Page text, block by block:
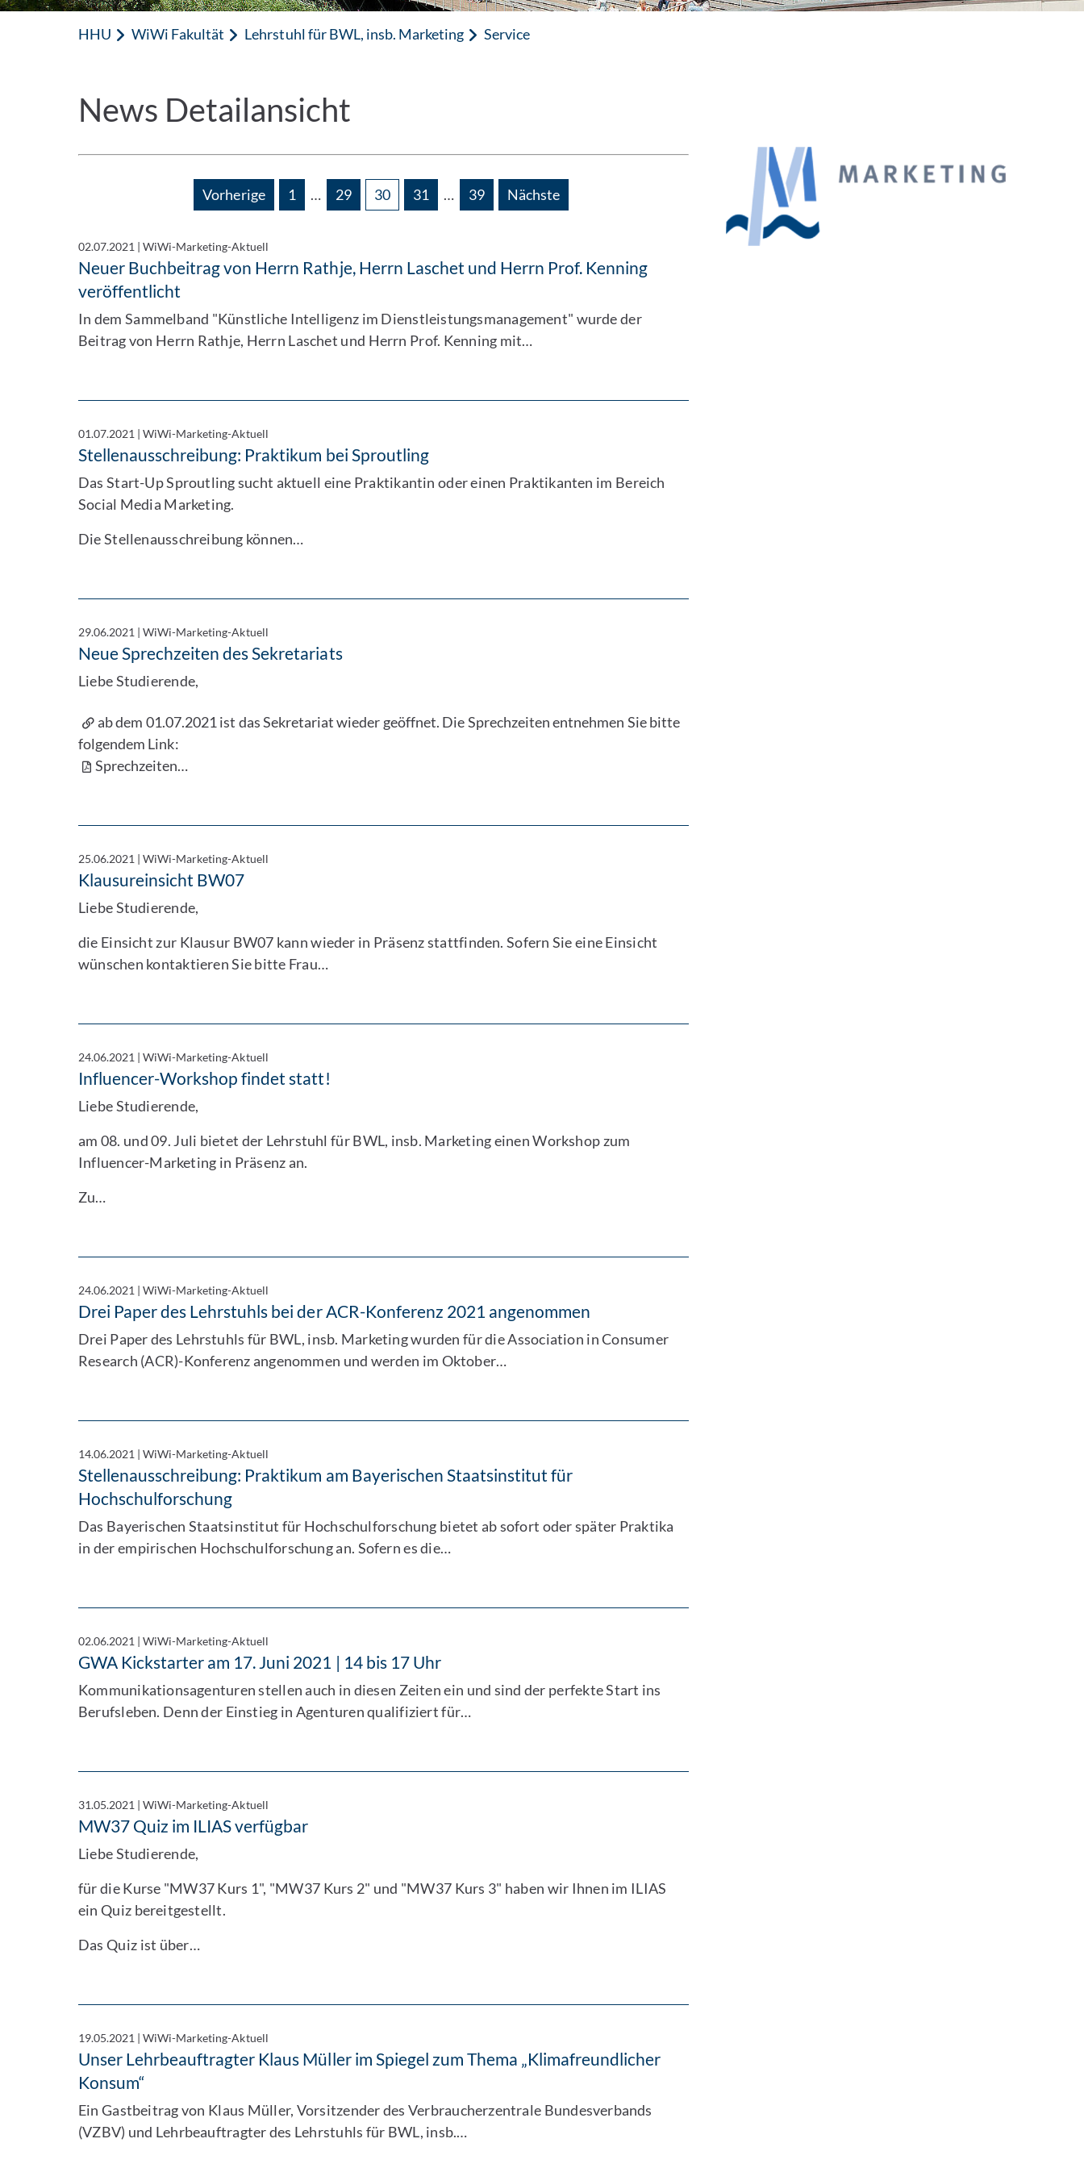
HHU WiWi Fakultät Lehrstuhl für BWL, insb. Marketing Service
News Detailansicht
Vorherige 1 … 29 30 31 … 39 Nächste
02.07.2021 |WiWi-Marketing-Aktuell
Neuer Buchbeitrag von Herrn Rathje, Herrn Laschet und Herrn Prof. Kenning
veröffentlicht
In dem Sammelband "Künstliche Intelligenz im Dienstleistungsmanagement" wurde der
Beitrag von Herrn Rathje, Herrn Laschet und Herrn Prof. Kenning mit…
01.07.2021 |WiWi-Marketing-Aktuell
Stellenausschreibung: Praktikum bei Sproutling
Das Start-Up Sproutling sucht aktuell eine Praktikantin oder einen Praktikanten im Bereich
Social Media Marketing.
Die Stellenausschreibung können…
29.06.2021 |WiWi-Marketing-Aktuell
Neue Sprechzeiten des Sekretariats
Liebe Studierende,
ab dem 01.07.2021 ist das Sekretariat wieder geöffnet. Die Sprechzeiten entnehmen Sie bitte
folgendem Link:
Sprechzeiten…
25.06.2021 |WiWi-Marketing-Aktuell
Klausureinsicht BW07
Liebe Studierende,
die Einsicht zur Klausur BW07 kann wieder in Präsenz stattfinden. Sofern Sie eine Einsicht
wünschen kontaktieren Sie bitte Frau…
24.06.2021 |WiWi-Marketing-Aktuell
Influencer-Workshop findet statt!
Liebe Studierende,
am 08. und 09. Juli bietet der Lehrstuhl für BWL, insb. Marketing einen Workshop zum
Influencer-Marketing in Präsenz an.
Zu…
24.06.2021 |WiWi-Marketing-Aktuell
Drei Paper des Lehrstuhls bei der ACR-Konferenz 2021 angenommen
Drei Paper des Lehrstuhls für BWL, insb. Marketing wurden für die Association in Consumer
Research (ACR)-Konferenz angenommen und werden im Oktober…
14.06.2021 |WiWi-Marketing-Aktuell
Stellenausschreibung: Praktikum am Bayerischen Staatsinstitut für
Hochschulforschung
Das Bayerischen Staatsinstitut für Hochschulforschung bietet ab sofort oder später Praktika
in der empirischen Hochschulforschung an. Sofern es die…
02.06.2021 |WiWi-Marketing-Aktuell
GWA Kickstarter am 17. Juni 2021 | 14 bis 17 Uhr
Kommunikationsagenturen stellen auch in diesen Zeiten ein und sind der perfekte Start ins
Berufsleben. Denn der Einstieg in Agenturen qualifiziert für…
31.05.2021 |WiWi-Marketing-Aktuell
MW37 Quiz im ILIAS verfügbar
Liebe Studierende,
für die Kurse "MW37 Kurs 1", "MW37 Kurs 2" und "MW37 Kurs 3" haben wir Ihnen im ILIAS
ein Quiz bereitgestellt.
Das Quiz ist über…
19.05.2021 |WiWi-Marketing-Aktuell
Unser Lehrbeauftragter Klaus Müller im Spiegel zum Thema „Klimafreundlicher
Konsum“
Ein Gastbeitrag von Klaus Müller, Vorsitzender des Verbraucherzentrale Bundesverbands
(VZBV) und Lehrbeauftragter des Lehrstuhls für BWL, insb.…